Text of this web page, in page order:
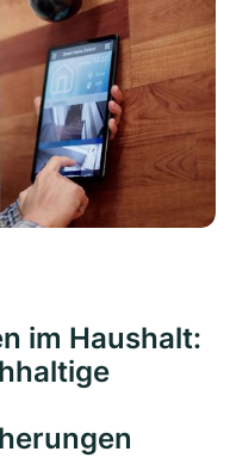
im Haushalt: